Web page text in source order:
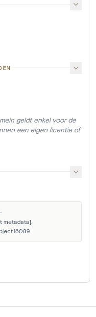
geldt enkel voor de
een eigen licentie of
metadata].